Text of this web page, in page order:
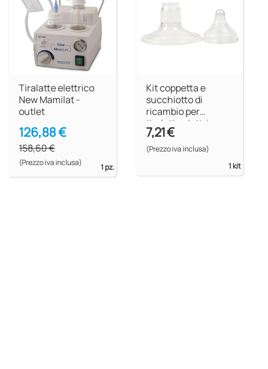
Tiralatte elettrico
New Mamilat -
outlet
126,88 €
158,60 €
(Prezzo iva inclusa) 1 pz.
Kit coppetta e
succhiotto di
ricambio per
tiralatte elettrico e
manuale
7,21 €
(Prezzo iva inclusa)
1 kit